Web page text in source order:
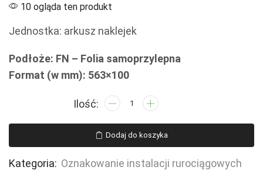
10 ogląda ten produkt
Jednostka: arkusz naklejek
Podłoże: FN – Folia samoprzylepna
Format (w mm): 563×100
ilość
PRIMARY
CIRCUIT
-
Dodaj do koszyka
Kategoria: Oznakowanie instalacji rurociągowych